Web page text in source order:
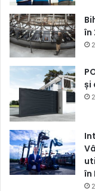
în
și
în